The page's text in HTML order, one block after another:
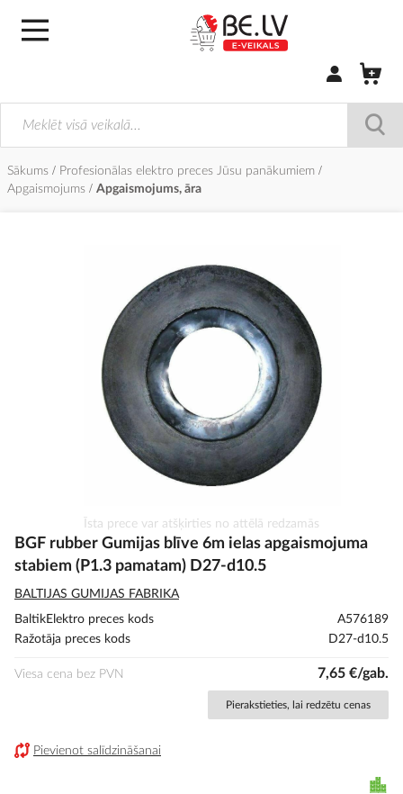
Pierakstīties/
Sākums
Profesionālas elektro preces Jūsu panākumiem
Apgaismojums
Apgaismojums, āra
uz
galerijas
Īsta prece var atšķirties no attēlā redzamās
BGF rubber Gumijas blīve 6m ielas apgaismojuma
stabiem (P1.3 pamatam) D27-d10.5
BALTIJAS GUMIJAS FABRIKA
BaltikElektro preces kods
A576189
Ražotāja preces kods
D27-d10.5
Viesa cena bez PVN 7,65 €/gab.
Pierakstieties, lai redzētu cenas
Pievienot salīdzināšanai